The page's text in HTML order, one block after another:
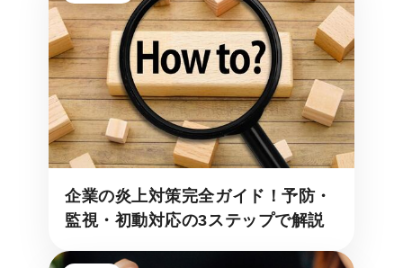
企業の炎上対策完全ガイド！予防・
監視・初動対応の3ステップで解説